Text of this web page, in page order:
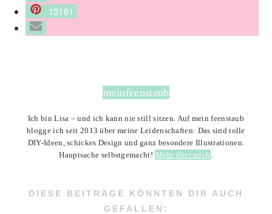
13161
meinfeenstaub
Ich bin Lisa – und ich kann nie still sitzen. Auf mein feenstaub
blogge ich seit 2013 über meine Leidenschaften: Das sind tolle
DIY-Ideen, schickes Design und ganz besondere Illustrationen.
Hauptsache selbstgemacht! Mehr über mich .
DIESE BEITRÄGE KÖNNTEN DIR AUCH
GEFALLEN: